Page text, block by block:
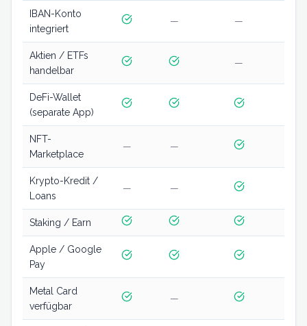
IBAN-Konto
integriert
— —
Aktien / ETFs
handelbar
—
DeFi-Wallet
(separate App)
NFT-
Marketplace
— —
Krypto-Kredit /
Loans
— —
Staking / Earn
Apple / Google
Pay
Metal Card
verfügbar
—